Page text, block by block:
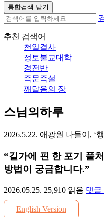
통합검색 닫기
추천 검색어
천일결사
정토불교대학
경전반
즉문즉설
깨달음의 장
스님의하루
2026.5.22. 애광원 나들이, ‘
“길가에 핀 한 포기 풀
방법이 궁금합니다.”
2026.05.25. 25,910 읽음 댓글
English Version